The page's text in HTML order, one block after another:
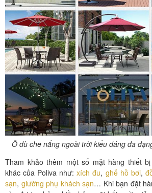
Ô dù che nắng ngoài trời kiểu dáng đa
Tham khảo thêm một số mặt hàng thiết
khác của Poliva như:xích đu, ghế hồ bơi,
sạn, giường phụ khách sạn… Khi bạn đặt